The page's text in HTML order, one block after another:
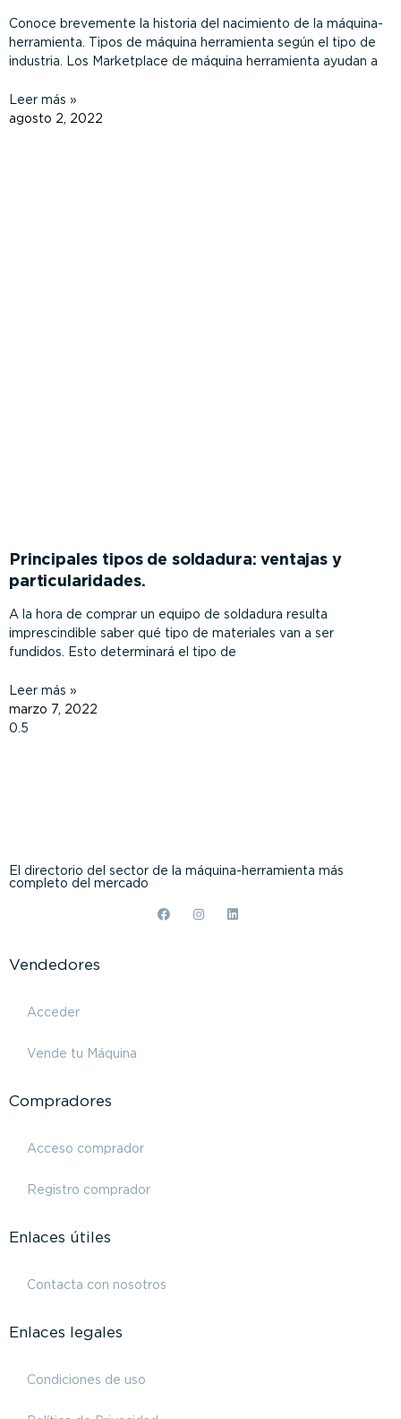
Conoce brevemente la historia del nacimiento de la máquina-
herramienta. Tipos de máquina herramienta según el tipo de
industria. Los Marketplace de máquina herramienta ayudan a
Leer más »
agosto 2, 2022
Principales tipos de soldadura: ventajas y
particularidades.
A la hora de comprar un equipo de soldadura resulta
imprescindible saber qué tipo de materiales van a ser
fundidos. Esto determinará el tipo de
Leer más »
marzo 7, 2022
El directorio del sector de la máquina-herramienta más
completo del mercado
Vendedores
Acceder
Vende tu Máquina
Compradores
Acceso comprador
Registro comprador
Enlaces útiles
Contacta con nosotros
Enlaces legales
Condiciones de uso